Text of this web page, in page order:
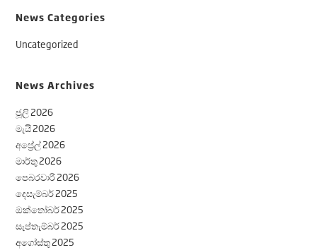
News Categories
Uncategorized
News Archives
ජූලි 2026
මැයි 2026
අප්‍රේල් 2026
මාර්තු 2026
පෙබරවාරි 2026
දෙසැම්බර් 2025
ඔක්තෝබර් 2025
සැප්තැම්බර් 2025
අගෝස්තු 2025